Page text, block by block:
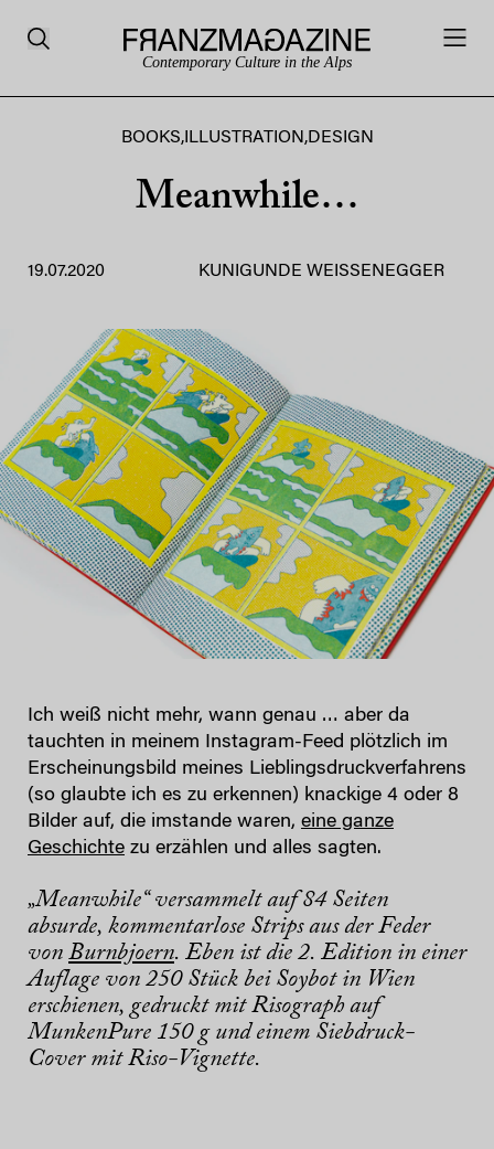
Contemporary Culture in the Alps
BOOKS,ILLUSTRATION ,DESIGN
Meanwhile…
19.07.2020 KUNIGUNDE WEISSENEGGER
Ich weiß nicht mehr, wann genau … aber da
tauchten in meinem Instagram-Feed plötzlich im
Erscheinungsbild meines Lieblingsdruckverfahrens
(so glaubte ich es zu erkennen) knackige 4 oder 8
Bilder auf, die imstande waren, eine ganze
Geschichte zu erzählen und alles sagten.
„Meanwhile“ versammelt auf 84 Seiten
absurde, kommentarlose Strips aus der Feder
von Burnbjoern. Eben ist die 2. Edition in einer
Auflage von 250 Stück bei Soybot in Wien
erschienen, gedruckt mit Risograph auf
MunkenPure 150 g und einem Siebdruck-
Cover mit Riso-Vignette.